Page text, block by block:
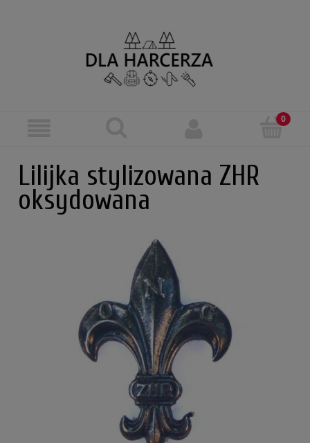
Lilijka stylizowana ZHR
oksydowana